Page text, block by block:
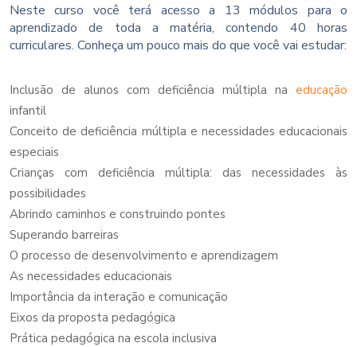
Neste curso você terá acesso a 13 módulos para o
aprendizado de toda a matéria, contendo 40 horas
curriculares. Conheça um pouco mais do que você vai estudar:
Inclusão de alunos com deficiência múltipla na educação
infantil
Conceito de deficiência múltipla e necessidades educacionais
especiais
Crianças com deficiência múltipla: das necessidades às
possibilidades
Abrindo caminhos e construindo pontes
Superando barreiras
O processo de desenvolvimento e aprendizagem
As necessidades educacionais
Importância da interação e comunicação
Eixos da proposta pedagógica
Prática pedagógica na escola inclusiva